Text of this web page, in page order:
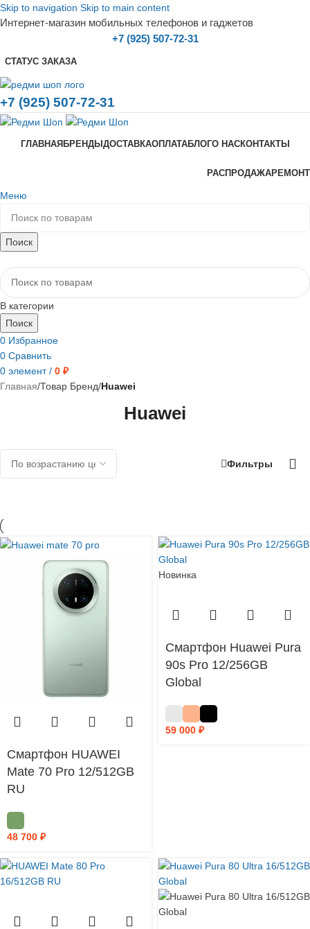
Skip to navigation Skip to main content
Интернет-магазин мобильных телефонов и гаджетов
+7 (925) 507-72-31
СТАТУС ЗАКАЗА
+7 (925) 507-72-31
ГЛАВНАЯБРЕНДЫДОСТАВКАОПЛАТАБЛОГО НАСКОНТАКТЫ
РАСПРОДАЖАРЕМОНТ
Меню
Поиск
В категории
Поиск
0 Избранное
0 Сравнить
0 элемент / 0 ₽
Главная/Товар Бренд/Huawei
Huawei
Фильтры
Смартфон HUAWEI
Mate 70 Pro 12/512GB
RU
48 700 ₽
Новинка
Смартфон Huawei Pura
90s Pro 12/256GB
Global
59 000 ₽